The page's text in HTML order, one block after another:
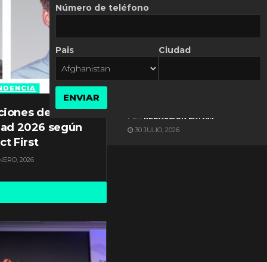
de
2026 según
First
2026
ES NOTICIA
POR REDACCIÓN LATAM
30 JULIO, 2026
Número de teléfono
Pais Ciudad
ENVIAR